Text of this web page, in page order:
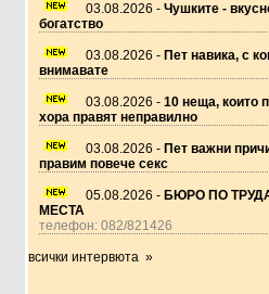
03.08.2026 - Чушките -
богатство
03.08.2026 - Пет навика, с
внимавате
03.08.2026 - 10 неща, които
хора правят неправилно
03.08.2026 - Пет важни
правим повече секс
05.08.2026 - БЮРО ПО
МЕСТА
телефон: 082/821426
всички интервюта »